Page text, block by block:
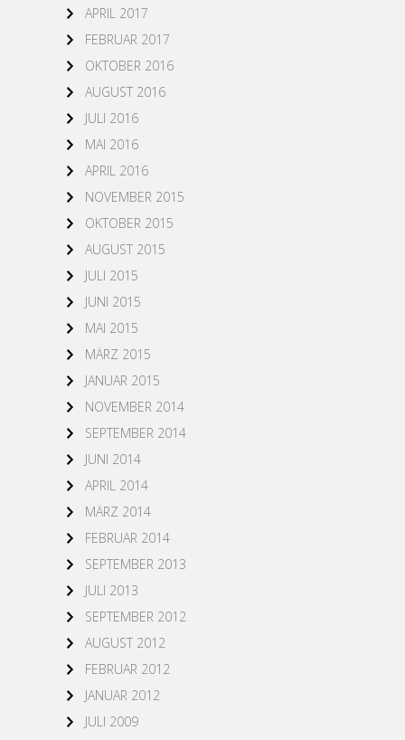
APRIL 2017
FEBRUAR 2017
OKTOBER 2016
AUGUST 2016
JULI 2016
MAI 2016
APRIL 2016
NOVEMBER 2015
OKTOBER 2015
AUGUST 2015
JULI 2015
JUNI 2015
MAI 2015
MÄRZ 2015
JANUAR 2015
NOVEMBER 2014
SEPTEMBER 2014
JUNI 2014
APRIL 2014
MÄRZ 2014
FEBRUAR 2014
SEPTEMBER 2013
JULI 2013
SEPTEMBER 2012
AUGUST 2012
FEBRUAR 2012
JANUAR 2012
JULI 2009